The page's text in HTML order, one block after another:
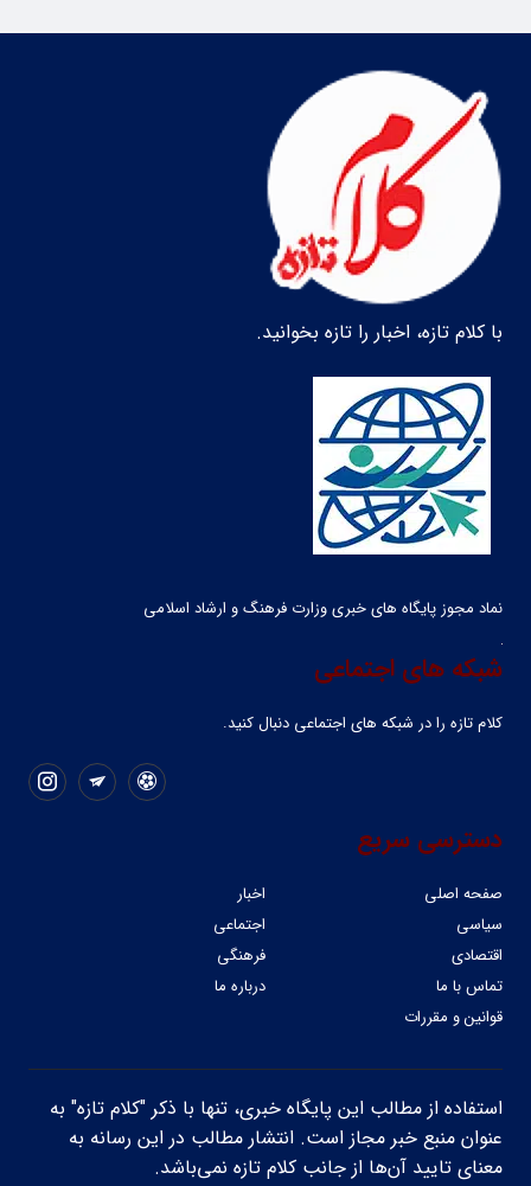
با کلام تازه، اخبار را تازه بخوانید.
نماد مجوز پایگاه های خبری وزارت فرهنگ و ارشاد اسلامی
شبکه های اجتماعی
کلام تازه را در شبکه ‌های اجتماعی دنبال کنید.
دسترسی سریع
صفحه اصلی
اخبار
سیاسی
اجتماعی
اقتصادی
فرهنگی
تماس با ما
درباره ما
قوانین و مقررات
استفاده از مطالب این پایگاه خبری، تنها با ذکر "کلام تازه" به
عنوان منبع خبر مجاز است. انتشار مطالب در این رسانه به
معنای تایید آن‌ها از جانب کلام تازه نمی‌باشد.